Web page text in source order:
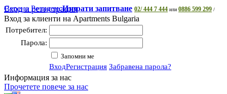
Серена РезиденсИзпрати запитване 02/ 444 7 444 или 0886 599 299 /
Вход и регистрация
Вход за клиенти на Apartments Bulgaria
Потребител:
Парола:
Запомни ме
ВходРегистрация Забравена парола?
Информация за нас
Прочетете повече за нас